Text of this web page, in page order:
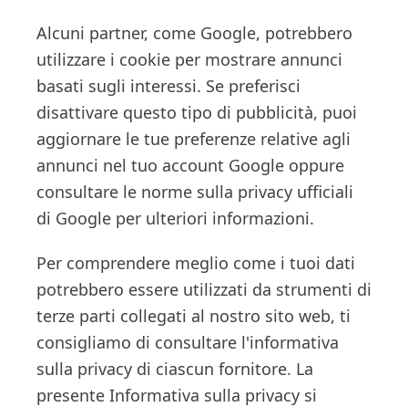
Alcuni partner, come Google, potrebbero
utilizzare i cookie per mostrare annunci
basati sugli interessi. Se preferisci
disattivare questo tipo di pubblicità, puoi
aggiornare le tue preferenze relative agli
annunci nel tuo account Google oppure
consultare le norme sulla privacy ufficiali
di Google per ulteriori informazioni.
Per comprendere meglio come i tuoi dati
potrebbero essere utilizzati da strumenti di
terze parti collegati al nostro sito web, ti
consigliamo di consultare l'informativa
sulla privacy di ciascun fornitore. La
presente Informativa sulla privacy si